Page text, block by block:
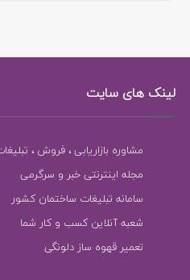
لینک های سایت
مشاوره بازاریابی ، فروش ،
مجله اینترنتی خبر و سرگرمی
سامانه تبلیغات ساختمان کشور
شعبه آنلاین کسب و کار شما
تعمیر قهوه ساز دلونگی